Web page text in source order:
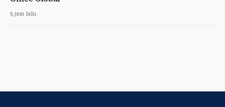
5 jam lalu